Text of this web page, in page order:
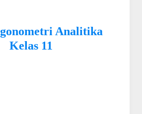
Analitika
Kelas 11